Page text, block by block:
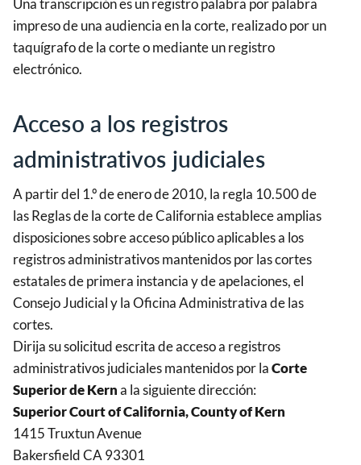
Una transcripción es un registro palabra por palabra
impreso de una audiencia en la corte, realizado por un
taquígrafo de la corte o mediante un registro
electrónico.
Acceso a los registros
administrativos judiciales
A partir del 1.º de enero de 2010, la regla 10.500 de
las Reglas de la corte de California establece amplias
disposiciones sobre acceso público aplicables a los
registros administrativos mantenidos por las cortes
estatales de primera instancia y de apelaciones, el
Consejo Judicial y la Oficina Administrativa de las
cortes.
Dirija su solicitud escrita de acceso a registros
administrativos judiciales mantenidos por laCorte
Superior de Kerna la siguiente dirección:
Superior Court of California, County of Kern
1415 Truxtun Avenue
Bakersfield CA 93301